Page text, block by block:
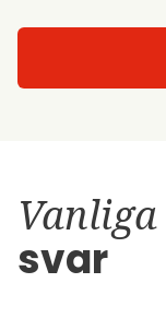
Vanliga
svar